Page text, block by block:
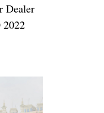
Dealer
2022